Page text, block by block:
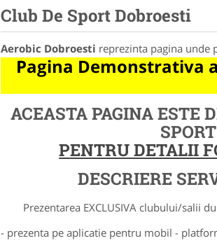
Club De Sport Dobroesti
Aerobic Dobroesti reprezinta pagina
Pagina Demonstrativa
ACEASTA PAGINA ESTE
PENTRU DETALII
DESCRIERE
Prezentarea EXCLUSIVA clubului/salii
- prezenta pe aplicatie pentru mobil -